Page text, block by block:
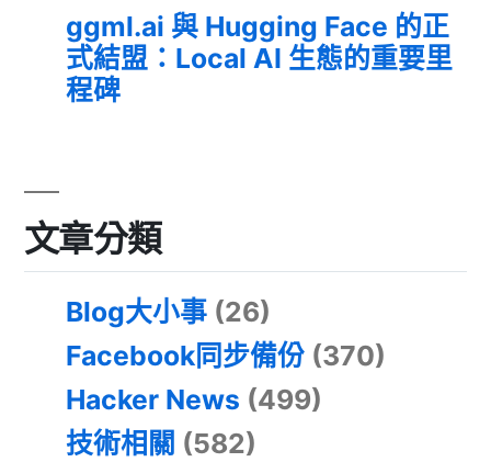
ggml.ai 與 Hugging Face 的正
式結盟：Local AI 生態的重要里
程碑
文章分類
Blog大小事 (26)
Facebook同步備份 (370)
Hacker News (499)
技術相關 (582)